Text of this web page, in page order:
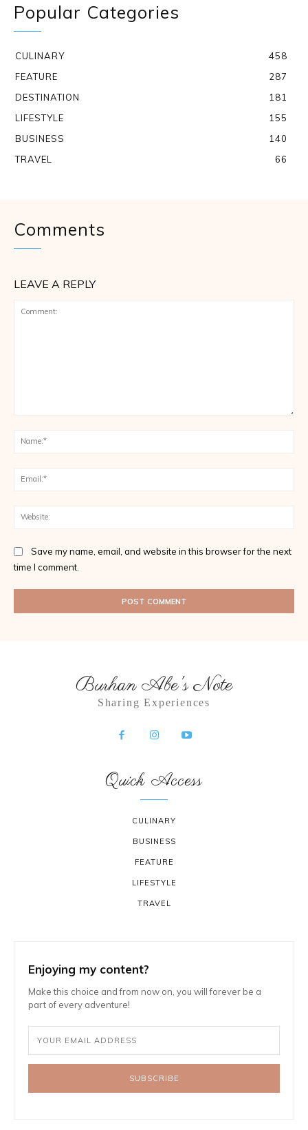
Popular Categories
CULINARY
458
FEATURE
287
DESTINATION
181
LIFESTYLE
155
BUSINESS
140
TRAVEL
66
Comments
LEAVE A REPLY
Save my name, email, and website in this browser for the next
time I comment.
Burhan Abe's Note
Sharing Experiences
Quick Access
CULINARY
BUSINESS
FEATURE
LIFESTYLE
TRAVEL
Enjoying my content?
Make this choice and from now on, you will forever be a
part of every adventure!
SUBSCRIBE